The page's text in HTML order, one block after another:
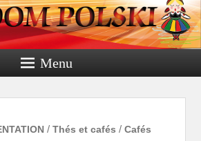
Menu
/Thés et cafés /Cafés